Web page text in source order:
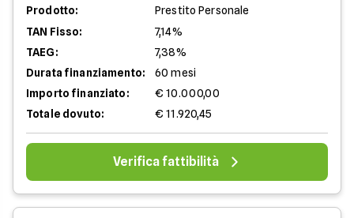
Prodotto:
Prestito Personale
TAN Fisso:
7,14%
TAEG:
7,38%
Durata finanziamento:
60 mesi
Importo finanziato:
€ 10.000,00
Totale dovuto:
€ 11.920,45
Verifica fattibilità